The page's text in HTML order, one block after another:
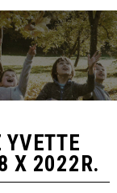
YVETTE
X 2022R.